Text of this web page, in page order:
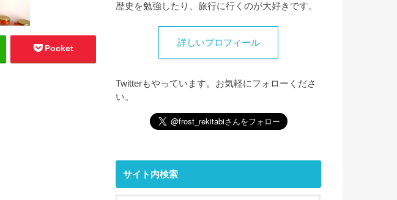
Pocket
歴史を勉強したり、旅行に行くのが大好きです。
詳しいプロフィール
Twitterもやっています。お気軽にフォローくださ
い。
サイト内検索